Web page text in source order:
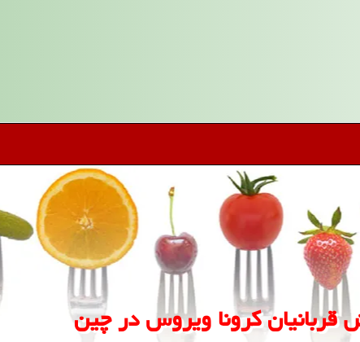
قربانیان كرونا ویروس در چین